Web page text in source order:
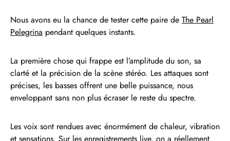
Nous avons eu la chance de tester cette paire de The Pearl
Pelegrina pendant quelques instants.
La première chose qui frappe est l’amplitude du son, sa
clarté et la précision de la scène stéréo. Les attaques sont
précises, les basses offrent une belle puissance, nous
enveloppant sans non plus écraser le reste du spectre.
Les voix sont rendues avec énormément de chaleur, vibration